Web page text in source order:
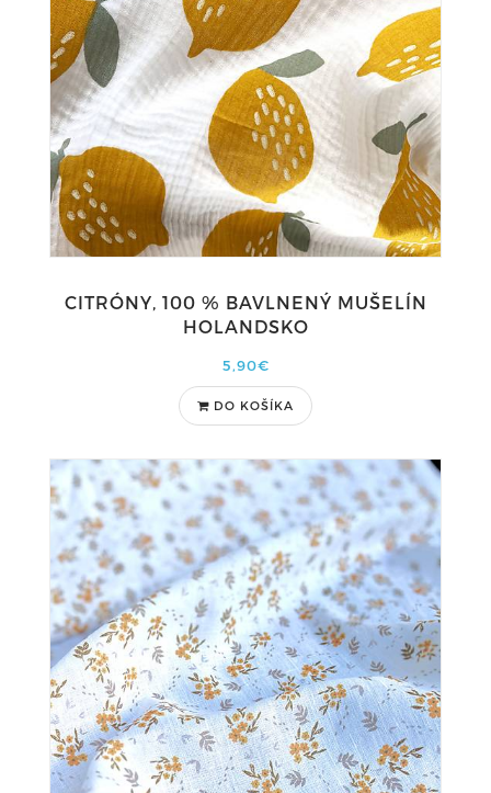
CITRÓNY, 100 % BAVLNENÝ MUŠELÍN
HOLANDSKO
5,90€
DO KOŠÍKA